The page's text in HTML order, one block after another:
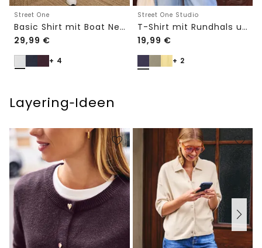
Street One
Basic Shirt mit Boat Neck und Elastikbund
29,99 €
+ 4
Street One Studio
T-Shirt mit Rundhals und Embroidery-Detail
19,99 €
+ 2
Layering‑Ideen